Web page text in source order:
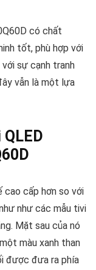
có chất
tốt, phù hợp với
với sự cạnh tranh
vẫn là một lựa
cao cấp hơn so với
như các mẫu tivi
Mặt sau của nó
màu xanh than
được đưa ra phía